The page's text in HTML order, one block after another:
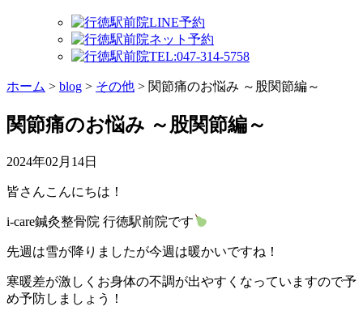
ホーム > blog > その他 > 関節痛のお悩み ～股関節編～
関節痛のお悩み ～股関節編～
2024年02月14日
皆さんこんにちは！
i-care鍼灸整骨院 行徳駅前院です
先週は雪が降りましたが今週は暖かいですね！
寒暖差が激しくお身体の不調が出やすくなっていますので予
め予防しましょう！